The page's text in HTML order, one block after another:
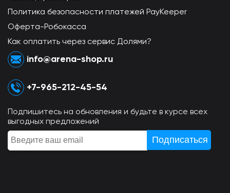
Политика безопасности платежей PayKeeper
Оферта-Робокасса
Как оплатить через сервис Долями?
info@arena-shop.ru
+7-965-212-45-54
Подпишитесь на обновления и будьте в курсе всех
выгодных предложений